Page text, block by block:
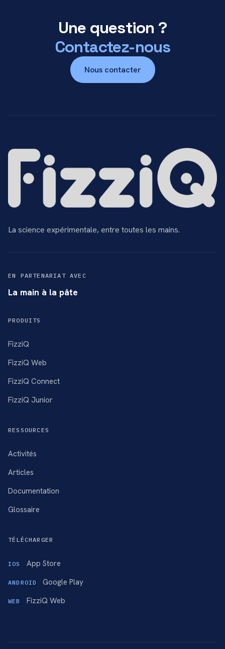
Une question ?
Contactez-nous
Nous contacter
La science expérimentale, entre toutes les mains.
EN PARTENARIAT AVEC
La main à la pâte
PRODUITS
FizziQ
FizziQ Web
FizziQ Connect
FizziQ Junior
RESSOURCES
Activités
Articles
Documentation
Glossaire
TÉLÉCHARGER
IOS App Store
ANDROID Google Play
WEB FizziQ Web